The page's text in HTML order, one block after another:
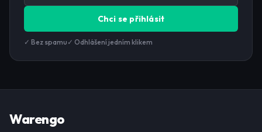
Chci se přihlásit
✓ Bez spamu ✓ Odhlášení jedním klikem
Warengo